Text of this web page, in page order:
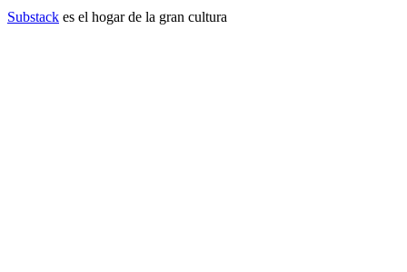
Substack es el hogar de la gran cultura